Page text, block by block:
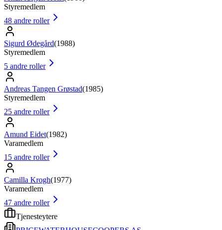
Styremedlem
48 andre roller
Sigurd Ødegård(1988)
Styremedlem
5 andre roller
Andreas Tangen Grøstad(1985)
Styremedlem
25 andre roller
Amund Eidet(1982)
Varamedlem
15 andre roller
Camilla Krogh(1977)
Varamedlem
47 andre roller
Tjenesteytere